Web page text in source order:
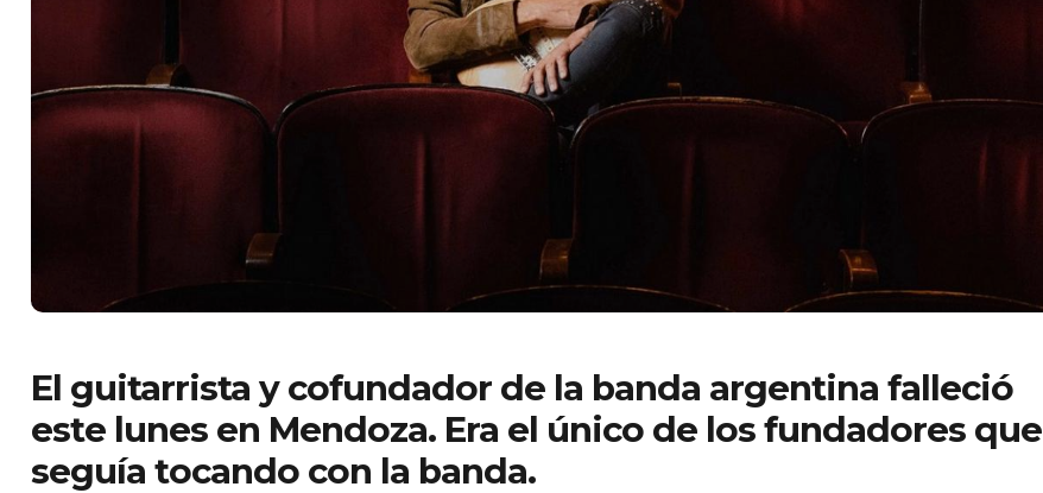
El guitarrista y cofundador de la banda argentina falleció
este lunes en Mendoza. Era el único de los fundadores que
seguía tocando con la banda.